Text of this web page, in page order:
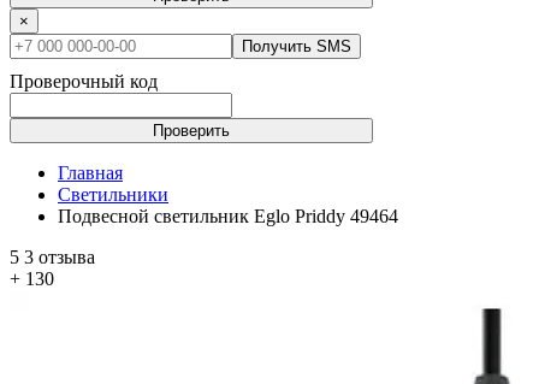
×
Получить SMS
Проверочный код
Проверить
Главная
Светильники
Подвесной светильник Eglo Priddy 49464
5 3 отзыва
+ 130